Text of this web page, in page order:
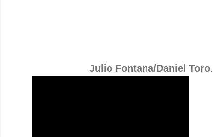
Julio Fontana/Daniel Toro.